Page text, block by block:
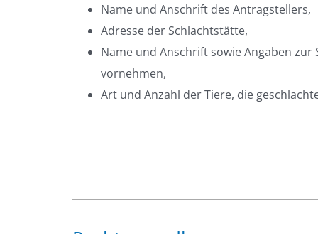
Name und Anschrift des Antragstellers,
Adresse der Schlachtstätte,
Name und Anschrift sowie Angaben
vornehmen,
Art und Anzahl der Tiere, die